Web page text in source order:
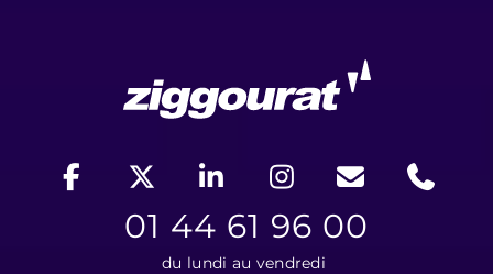
01 44 61 96 00
du lundi au vendredi